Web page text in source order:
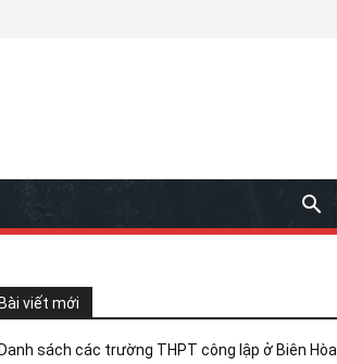
Bài viết mới
Danh sách các trường THPT công lập ở Biên Hòa